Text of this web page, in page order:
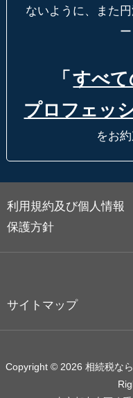
ないように、
また
「 すべて
プロフェッ
をお
利用規約及び個人情報
保護方針
サイトマップ
Copyright © 2026 相続税な